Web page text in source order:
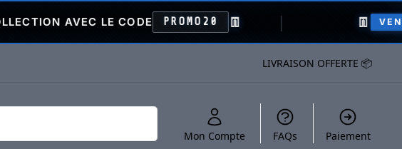
LE CODE PROMO20 👖 VENTE FLASH
LIVRAISON OFFERTE 📦
Mon Compte FAQs Paiement